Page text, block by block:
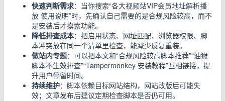
快速判断需求：当你搜索“各大视频站VIP会员地址解析播
放 使用说明”时，先确认自己需要的是合规风险较高，而不
是安装后才摸索功能。
降低排查成本：把启用状态、网址匹配、浏览器权限、脚
本冲突放在同一个清单里检查，能减少反复重装。
做站内专题：可以把本文和“合规风险较高脚本推荐”“油猴
脚本不生效排查”“Tampermonkey 安装教程”互相链接，提
升用户停留时间。
持续维护：脚本依赖目标网站结构，网站改版后可能失
效；文章发布后建议定期检查脚本是否仍可用。